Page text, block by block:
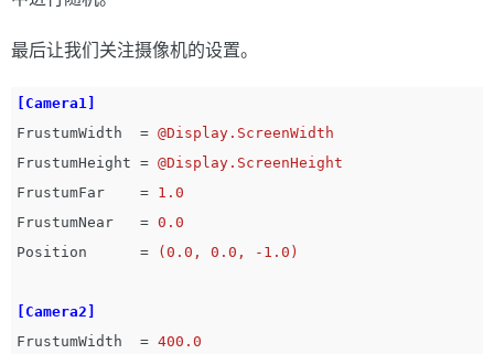
最后让我们关注摄像机的设置。
[Camera1]
FrustumWidth
= @Display.ScreenWidth
FrustumHeight = @Display.ScreenHeight
FrustumFar
= 1.0
FrustumNear
= 0.0
Position
= (0.0, 0.0, -1.0)
[Camera2]
FrustumWidth
= 400.0